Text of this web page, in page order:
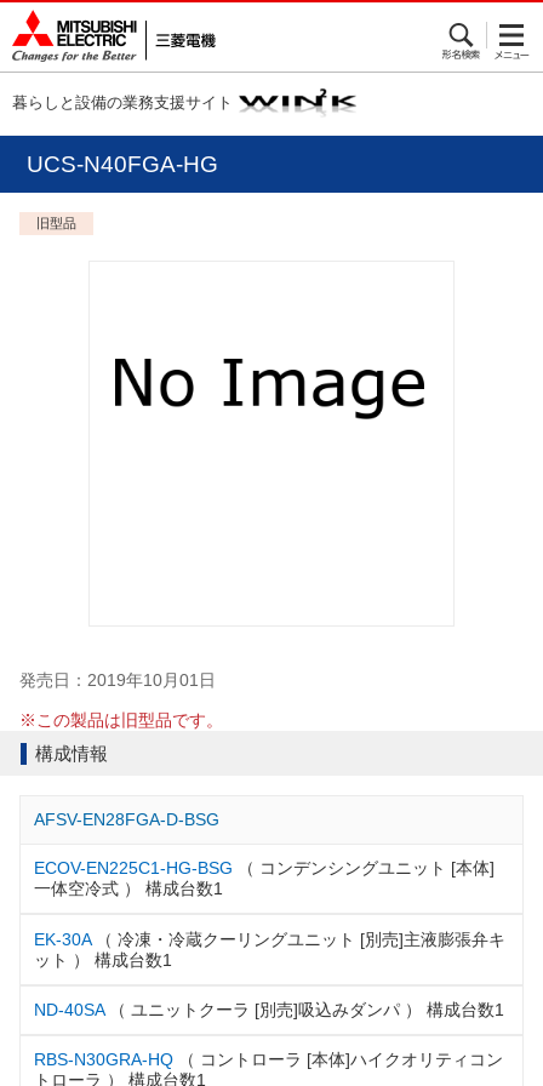
暮らしと設備の業務支援サイト
UCS-N40FGA-HG
旧型品
発売日：2019年10月01日
※この製品は旧型品です。
構成情報
AFSV-EN28FGA-D-BSG
ECOV-EN225C1-HG-BSG
（ コンデンシングユニット [本体]
一体空冷式 ） 構成台数1
EK-30A
（ 冷凍・冷蔵クーリングユニット [別売]主液膨張弁キ
ット ） 構成台数1
ND-40SA （ ユニットクーラ [別売]吸込みダンパ ） 構成台数1
RBS-N30GRA-HQ
（ コントローラ [本体]ハイクオリティコン
トローラ ） 構成台数1